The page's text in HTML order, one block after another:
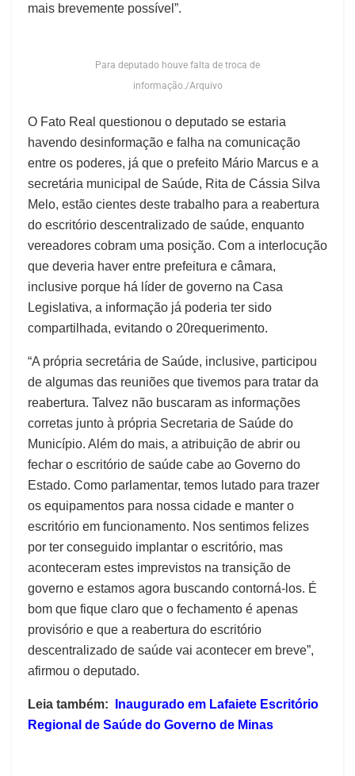
mais brevemente possível”.
Para deputado houve falta de troca de
informação./Arquivo
O Fato Real questionou o deputado se estaria
havendo desinformação e falha na comunicação
entre os poderes, já que o prefeito Mário Marcus e a
secretária municipal de Saúde, Rita de Cássia Silva
Melo, estão cientes deste trabalho para a reabertura
do escritório descentralizado de saúde, enquanto
vereadores cobram uma posição. Com a interlocução
que deveria haver entre prefeitura e câmara,
inclusive porque há líder de governo na Casa
Legislativa, a informação já poderia ter sido
compartilhada, evitando o 20requerimento.
“A própria secretária de Saúde, inclusive, participou
de algumas das reuniões que tivemos para tratar da
reabertura. Talvez não buscaram as informações
corretas junto à própria Secretaria de Saúde do
Município. Além do mais, a atribuição de abrir ou
fechar o escritório de saúde cabe ao Governo do
Estado. Como parlamentar, temos lutado para trazer
os equipamentos para nossa cidade e manter o
escritório em funcionamento. Nos sentimos felizes
por ter conseguido implantar o escritório, mas
aconteceram estes imprevistos na transição de
governo e estamos agora buscando contorná-los. É
bom que fique claro que o fechamento é apenas
provisório e que a reabertura do escritório
descentralizado de saúde vai acontecer em breve”,
afirmou o deputado.
Leia também:
Inaugurado em Lafaiete Escritório
Regional de Saúde do Governo de Minas